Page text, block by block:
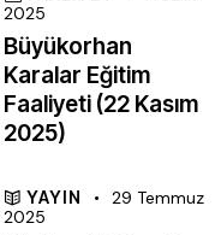
2025
Büyükorhan
Karalar Eğitim
Faaliyeti (22 Kasım
2025)
YAYIN
29 Temmuz
2025